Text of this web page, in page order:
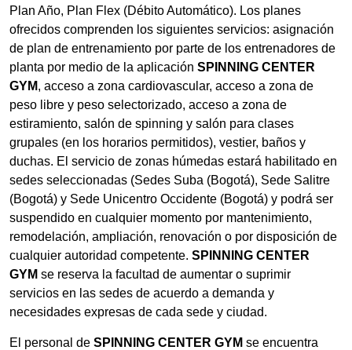
Plan Año, Plan Flex (Débito Automático). Los planes
ofrecidos comprenden los siguientes servicios: asignación
de plan de entrenamiento por parte de los entrenadores de
planta por medio de la aplicación SPINNING CENTER
GYM, acceso a zona cardiovascular, acceso a zona de
peso libre y peso selectorizado, acceso a zona de
estiramiento, salón de spinning y salón para clases
grupales (en los horarios permitidos), vestier, baños y
duchas. El servicio de zonas húmedas estará habilitado en
sedes seleccionadas (Sedes Suba (Bogotá), Sede Salitre
(Bogotá) y Sede Unicentro Occidente (Bogotá) y podrá ser
suspendido en cualquier momento por mantenimiento,
remodelación, ampliación, renovación o por disposición de
cualquier autoridad competente. SPINNING CENTER
GYM se reserva la facultad de aumentar o suprimir
servicios en las sedes de acuerdo a demanda y
necesidades expresas de cada sede y ciudad.
El personal de SPINNING CENTER GYM se encuentra